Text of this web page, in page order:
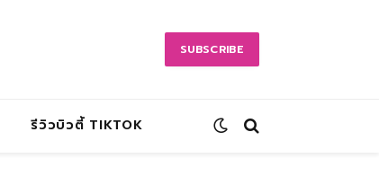
SUBSCRIBE
รีวิวบิวตี้ TIKTOK